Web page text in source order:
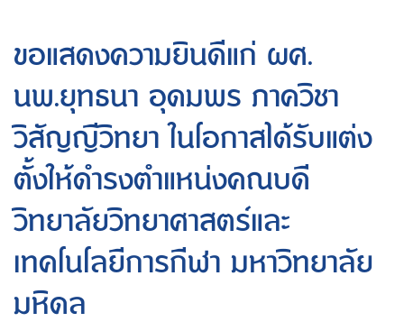
ขอแสดงความยินดีแก่ ผศ.
นพ.ยุทธนา อุดมพร ภาควิชา
วิสัญญีวิทยา ในโอกาสได้รับแต่ง
ตั้งให้ดำรงตำแหน่งคณบดี
วิทยาลัยวิทยาศาสตร์และ
เทคโนโลยีการกีฬา มหาวิทยาลัย
มหิดล